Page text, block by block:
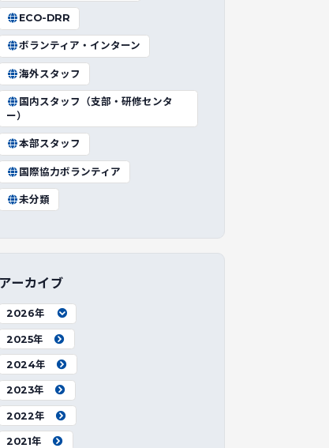
ECO-DRR
ボランティア・インターン
海外スタッフ
国内スタッフ（支部・研修センタ
ー）
本部スタッフ
国際協力ボランティア
未分類
アーカイブ
2026年
2025年
2024年
2023年
2022年
2021年